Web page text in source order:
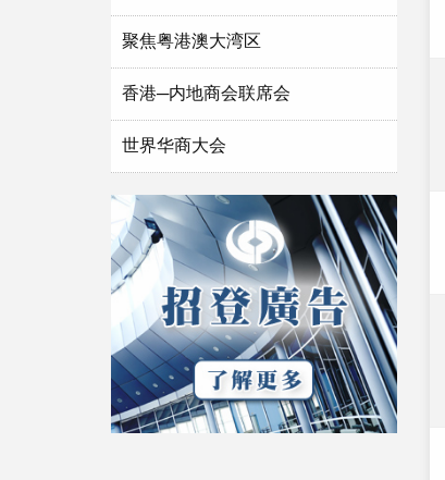
聚焦粤港澳大湾区
香港─内地商会联席会
世界华商大会